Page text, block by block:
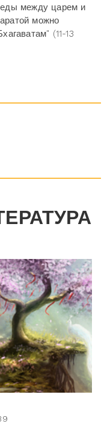
между царем и
можно
(11-13